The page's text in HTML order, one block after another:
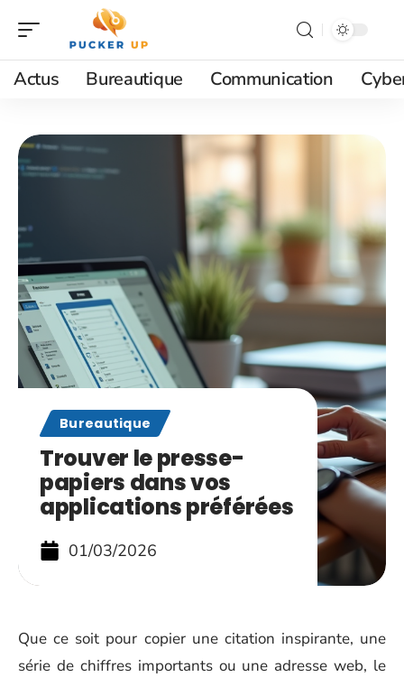
Actus Bureautique Communication
Bureautique
Trouver le presse-
papiers dans vos
applications préférées
01/03/2026
Que ce soit pour copier une citation inspirante, une
série de chiffres importants ou une adresse web, le